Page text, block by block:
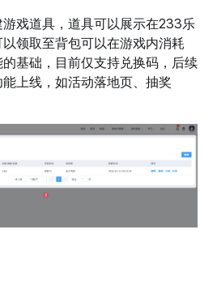
游戏道具，道具可以展示在233乐
领取至背包可以在游戏内消耗
的基础，目前仅支持兑换码，后续
上线，如活动落地页、抽奖